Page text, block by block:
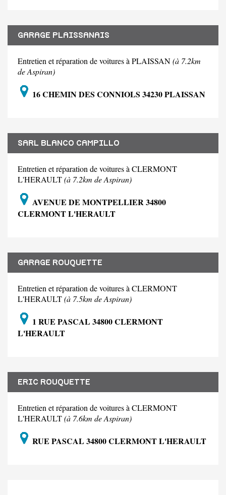
GARAGE PLAISSANAIS
Entretien et réparation de voitures à PLAISSAN(à 7.2km
de Aspiran)
16 CHEMIN DES CONNIOLS 34230 PLAISSAN
SARL BLANCO CAMPILLO
Entretien et réparation de voitures à CLERMONT
L'HERAULT(à 7.2km de Aspiran)
AVENUE DE MONTPELLIER 34800
CLERMONT L'HERAULT
GARAGE ROUQUETTE
Entretien et réparation de voitures à CLERMONT
L'HERAULT(à 7.5km de Aspiran)
1 RUE PASCAL 34800 CLERMONT
L'HERAULT
ERIC ROUQUETTE
Entretien et réparation de voitures à CLERMONT
L'HERAULT(à 7.6km de Aspiran)
RUE PASCAL 34800 CLERMONT L'HERAULT